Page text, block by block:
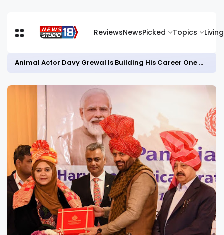
ReviewsNewsPicked Topics Living
Animal Actor Davy Grewal Is Building His Career One Role at a Time- from Courtrooms to Cinema